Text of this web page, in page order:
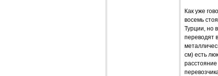
Как уже
восемь
Турции, но
переводят
см) есть